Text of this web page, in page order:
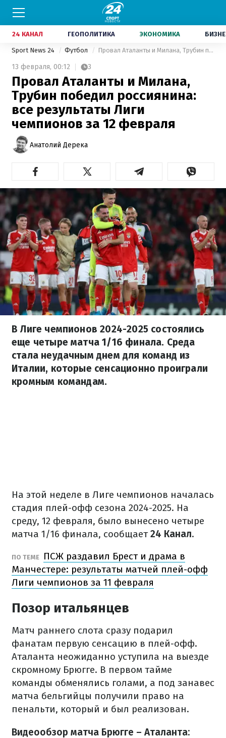
24 КАНАЛ ГЕОПОЛИТИКА ЭКОНОМИКА
Sport News 24 Футбол Провал Аталанты и Милана, Трубин победил россиянина: все результаты Лиги чемпионов за 12 февраля
13 февраля, 00:12 3
Провал Аталанты и Милана,
Трубин победил россиянина:
все результаты Лиги
чемпионов за 12 февраля
Анатолий Дерека
В Лиге чемпионов 2024-2025 состоялись
еще четыре матча 1/16 финала. Среда
стала неудачным днем для команд из
Италии, которые сенсационно проиграли
кромным командам.
На этой неделе в Лиге чемпионов началась
стадия плей-офф сезона 2024-2025. На
среду, 12 февраля, было вынесено четыре
матча 1/16 финала, сообщает24 Канал.
ПО ТЕМЕ
ПСЖ раздавил Брест и драма в
Манчестере: результаты матчей плей-офф
Лиги чемпионов за 11 февраля
Позор итальянцев
Матч раннего слота сразу подарил
фанатам первую сенсацию в плей-офф.
Аталанта неожиданно уступила на выезде
скромному Брюгге. В первом тайме
команды обменялись голами, а под занавес
матча бельгийцы получили право на
пенальти, который и был реализован.
Видеообзор матча Брюгге – Аталанта: